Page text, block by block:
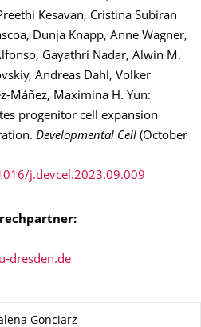
Kesavan, Cristina Subiran
Dunja Knapp, Anne Wagner,
Gayathri Nadar, Alwin M.
Andreas Dahl, Volker
Máñez, Maximina H. Yun:
progenitor cell expansion
Developmental Cell (October
j.devcel.2023.09.009
Gonciarz